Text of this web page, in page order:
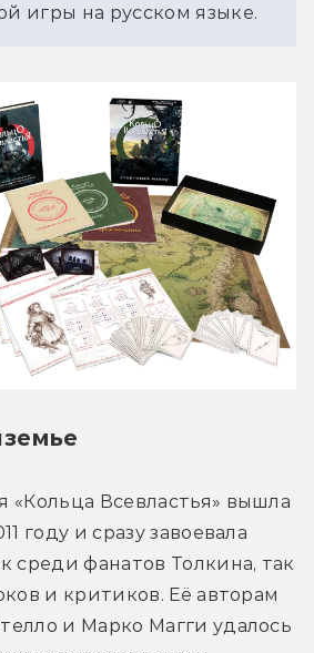
игры на русском языке.
«Кольца Всевластья» вышла
году и сразу завоевала
среди фанатов Толкина, так
и критиков. Её авторам
и Марко Магги удалось